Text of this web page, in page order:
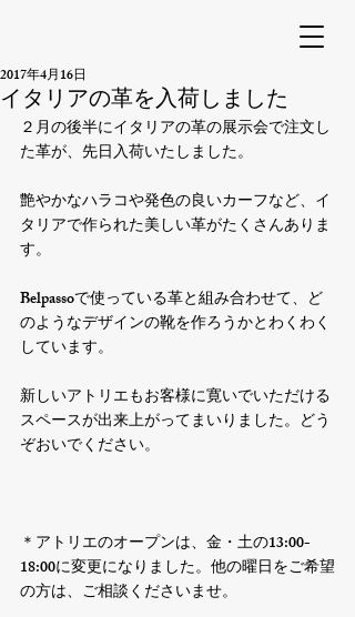
イタリアの革を入荷しました
2017年4月16日
２月の後半にイタリアの革の展示会で注文し
た革が、先日入荷いたしました。
艶やかなハラコや発色の良いカーフなど、イ
タリアで作られた美しい革がたくさんありま
す。
Belpassoで使っている革と組み合わせて、ど
のようなデザインの靴を作ろうかとわくわく
しています。
新しいアトリエもお客様に寛いでいただける
スペースが出来上がってまいりました。どう
ぞおいでください。
＊アトリエのオープンは、金・土の13:00-
18:00に変更になりました。他の曜日をご希望
の方は、ご相談くださいませ。